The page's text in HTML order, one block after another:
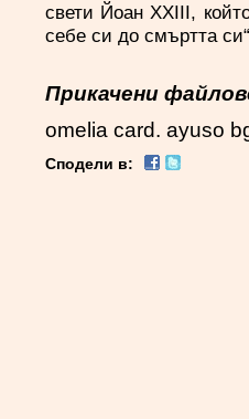
свети Йоан XXIII,
себе си до смъртта
Прикачени
omelia card. ayuso
Сподели в: